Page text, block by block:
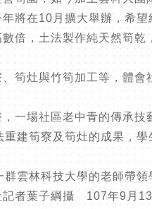
將在10月擴大舉辦，希望
倍，土法製作純天然筍
筍灶與竹筍加工等，體
一場社區老中青的傳承技
建筍寮及筍灶的成果，
雲林科技大學的老師帶
記者葉子綱攝 107年9月13